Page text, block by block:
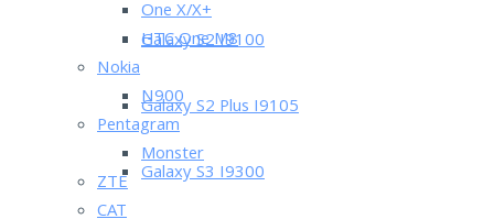
Galaxy S2 I9100
Galaxy S2 Plus I9105
Galaxy S3 I9300
One X/X+
HTC One M8
Nokia
N900
Pentagram
Monster
ZTE
CAT